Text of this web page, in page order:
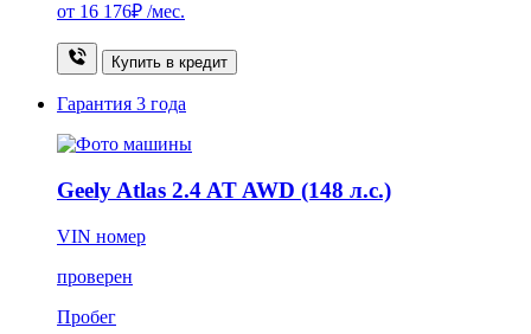
от 16 176₽ /мес.
Купить в кредит
Гарантия 3 года
Geely Atlas 2.4 AT AWD (148 л.с.)
VIN номер
проверен
Пробег